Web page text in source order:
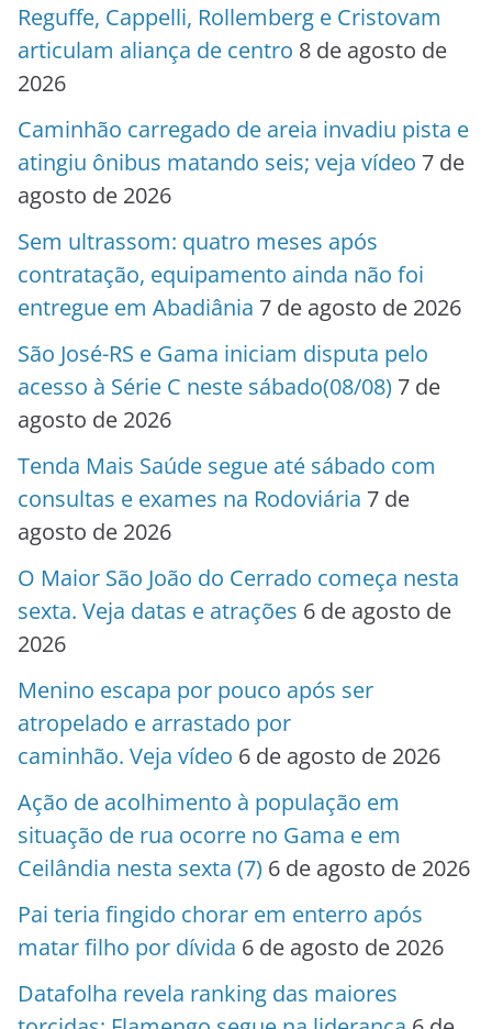
Reguffe, Cappelli, Rollemberg e Cristovam
articulam aliança de centro 8 de agosto de
2026
Caminhão carregado de areia invadiu pista e
atingiu ônibus matando seis; veja vídeo 7 de
agosto de 2026
Sem ultrassom: quatro meses após
contratação, equipamento ainda não foi
entregue em Abadiânia 7 de agosto de 2026
São José-RS e Gama iniciam disputa pelo
acesso à Série C neste sábado(08/08) 7 de
agosto de 2026
Tenda Mais Saúde segue até sábado com
consultas e exames na Rodoviária 7 de
agosto de 2026
O Maior São João do Cerrado começa nesta
sexta. Veja datas e atrações 6 de agosto de
2026
Menino escapa por pouco após ser
atropelado e arrastado por
caminhão. Veja vídeo 6 de agosto de 2026
Ação de acolhimento à população em
situação de rua ocorre no Gama e em
Ceilândia nesta sexta (7) 6 de agosto de 2026
Pai teria fingido chorar em enterro após
matar filho por dívida 6 de agosto de 2026
Datafolha revela ranking das maiores